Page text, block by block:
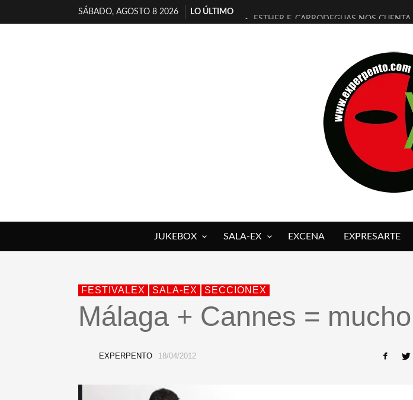
SÁBADO, AGOSTO 8 2026
LO ÚLTIMO
ESTHER F. CARRODEGUAS NOS CUENTA
[ELECTRA JONDA] DE JUAN GUERRERO
TIMBRE 4, LA ESCUELA DEL DIRECTOR
30 AÑOS (NO ES NADA) DE LA KATARSIS
MILITARES JUDÍAS EN #EXVITA
D’BALDOMEROS REINVENTAN
MARSHALL FLASH PRESENTA EN EXVITA
JOFRE BARDAGÍ EN EXVITA
JUKEBOX SALA-EX EXCENA EXPRESARTE
FESTIVALEX SALA-EX SECCIONEX
Málaga + Cannes =
EXPERPENTO 18/04/2012